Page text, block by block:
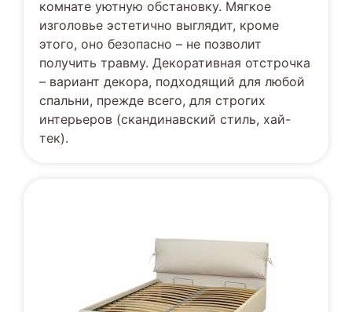
комнате уютную обстановку. Мягкое
изголовье эстетично выглядит, кроме
этого, оно безопасно – не позволит
получить травму. Декоративная отстрочка
– вариант декора, подходящий для любой
спальни, прежде всего, для строгих
интерьеров (скандинавский стиль, хай-
тек).